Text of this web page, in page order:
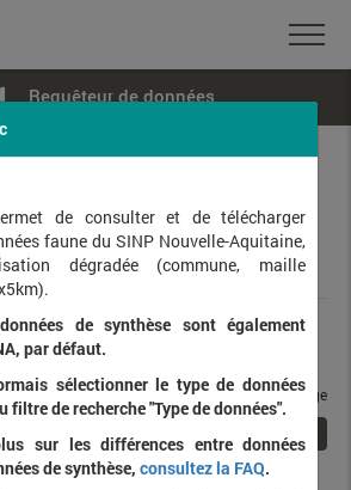
Requêteur de données
Données
:
1
taxons / page
de consulter et de télécharger
faune du SINP Nouvelle-Aquitaine,
dégradée (commune, maille
de synthèse sont également
par défaut.
sélectionner le type de données
de recherche "Type de données".
sur les différences entre données
de synthèse, consultez la FAQ.